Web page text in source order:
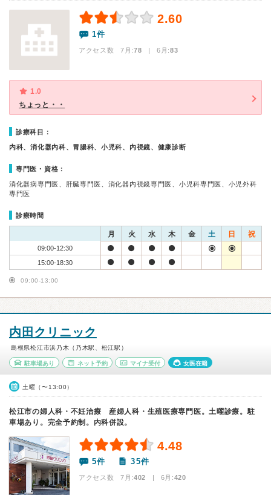
2.60
1件
アクセス数 7月:78 | 6月:83
1.0
ちょっと・・
診療科目：
内科、消化器内科、胃腸科、小児科、内視鏡、健康診断
専門医・資格：
消化器病専門医、肝臓専門医、消化器内視鏡専門医、小児科専門医、小児外科
専門医
診療時間
月 火 水 木 金 土 日 祝
09:00-12:30
15:00-18:30
09:00-13:00
内田クリニック
島根県松江市浜乃木（乃木駅、松江駅）
駐車場あり ネット予約 マイナ受付 女医在籍
土曜（〜13:00）
松江市の婦人科・不妊治療 産婦人科・生殖医療専門医。土曜診療。駐
車場あり。完全予約制。内科併設。
4.48
5件 35件
アクセス数 7月:402 | 6月:420